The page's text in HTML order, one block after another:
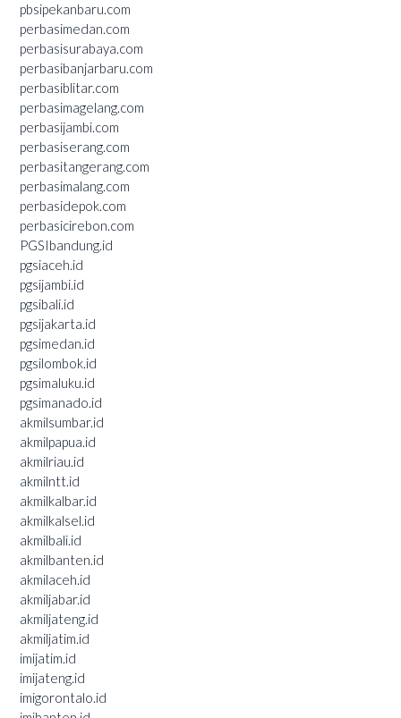
pbsipekanbaru.com
perbasimedan.com
perbasisurabaya.com
perbasibanjarbaru.com
perbasiblitar.com
perbasimagelang.com
perbasijambi.com
perbasiserang.com
perbasitangerang.com
perbasimalang.com
perbasidepok.com
perbasicirebon.com
PGSIbandung.id
pgsiaceh.id
pgsijambi.id
pgsibali.id
pgsijakarta.id
pgsimedan.id
pgsilombok.id
pgsimaluku.id
pgsimanado.id
akmilsumbar.id
akmilpapua.id
akmilriau.id
akmilntt.id
akmilkalbar.id
akmilkalsel.id
akmilbali.id
akmilbanten.id
akmilaceh.id
akmiljabar.id
akmiljateng.id
akmiljatim.id
imijatim.id
imijateng.id
imigorontalo.id